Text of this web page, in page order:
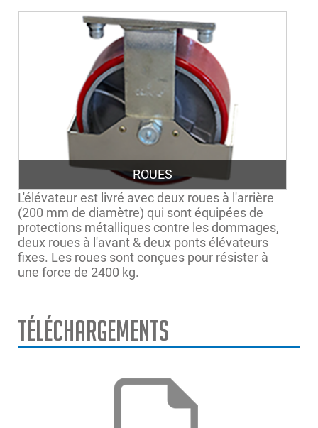
ROUES
L'élévateur est livré avec deux roues à l'arrière
(200 mm de diamètre) qui sont équipées de
protections métalliques contre les dommages,
deux roues à l'avant & deux ponts élévateurs
fixes. Les roues sont conçues pour résister à
une force de 2400 kg.
Capacité de levage
Téléchargements